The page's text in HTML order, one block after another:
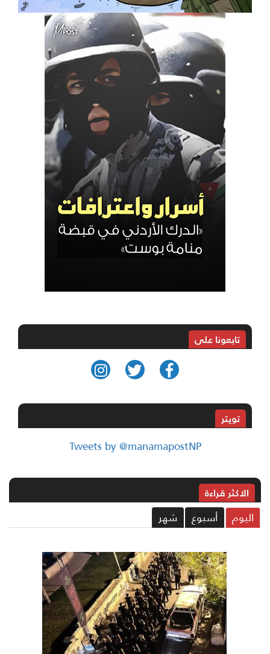
تابعونا على
تويتر
Tweets by @manamapostNP
الاکثر قراءة
أسبوع شهر